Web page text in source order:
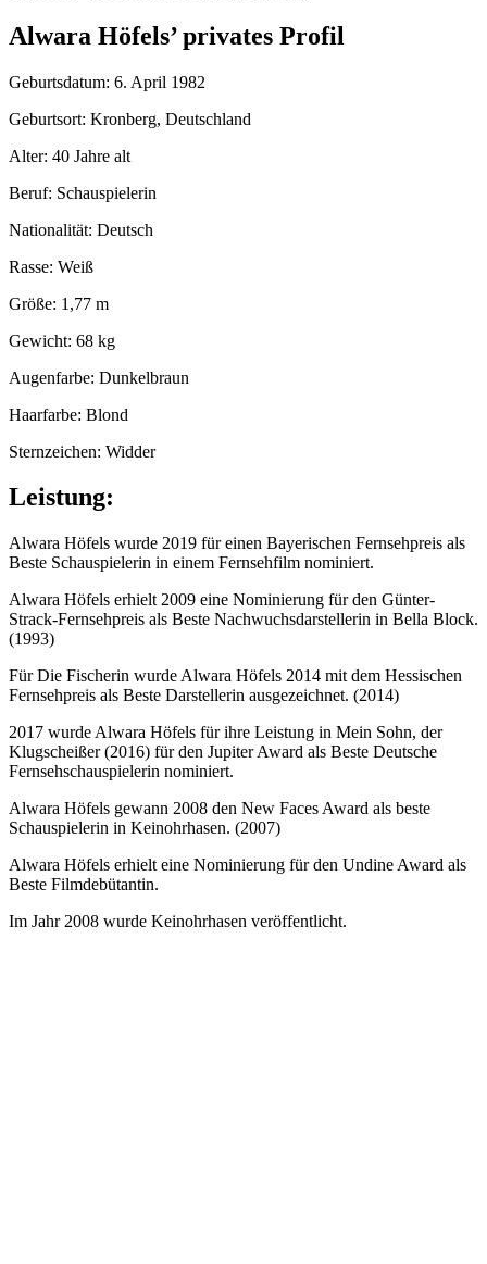
Alwara Höfels’ privates Profil
Geburtsdatum: 6. April 1982
Geburtsort: Kronberg, Deutschland
Alter: 40 Jahre alt
Beruf: Schauspielerin
Nationalität: Deutsch
Rasse: Weiß
Größe: 1,77 m
Gewicht: 68 kg
Augenfarbe: Dunkelbraun
Haarfarbe: Blond
Sternzeichen: Widder
Leistung:
Alwara Höfels wurde 2019 für einen Bayerischen Fernsehpreis als
Beste Schauspielerin in einem Fernsehfilm nominiert.
Alwara Höfels erhielt 2009 eine Nominierung für den Günter-
Strack-Fernsehpreis als Beste Nachwuchsdarstellerin in Bella Block.
(1993)
Für Die Fischerin wurde Alwara Höfels 2014 mit dem Hessischen
Fernsehpreis als Beste Darstellerin ausgezeichnet. (2014)
2017 wurde Alwara Höfels für ihre Leistung in Mein Sohn, der
Klugscheißer (2016) für den Jupiter Award als Beste Deutsche
Fernsehschauspielerin nominiert.
Alwara Höfels gewann 2008 den New Faces Award als beste
Schauspielerin in Keinohrhasen. (2007)
Alwara Höfels erhielt eine Nominierung für den Undine Award als
Beste Filmdebütantin.
Im Jahr 2008 wurde Keinohrhasen veröffentlicht.